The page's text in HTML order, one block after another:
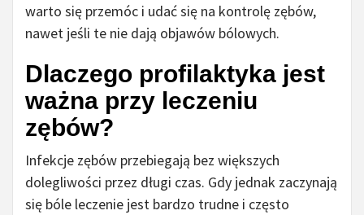
warto się przemóc i udać się na kontrolę zębów,
nawet jeśli te nie dają objawów bólowych.
Dlaczego profilaktyka jest
ważna przy leczeniu
zębów?
Infekcje zębów przebiegają bez większych
dolegliwości przez długi czas. Gdy jednak zaczynają
się bóle leczenie jest bardzo trudne i często